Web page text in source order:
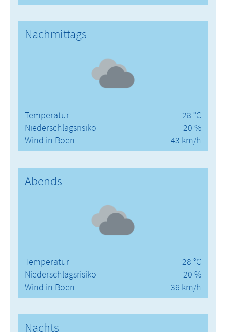
Nachmittags
Temperatur
Niederschlagsrisiko
Wind in Böen
28 °C
20 %
43 km/h
Abends
Temperatur
Niederschlagsrisiko
Wind in Böen
28 °C
20 %
36 km/h
Nachts